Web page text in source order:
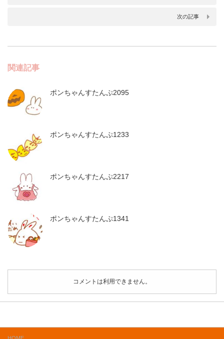
次の記事
関連記事
ポンちゃんすたんぷ2095
ポンちゃんすたんぷ1233
ポンちゃんすたんぷ2217
ポンちゃんすたんぷ1341
コメントは利用できません。